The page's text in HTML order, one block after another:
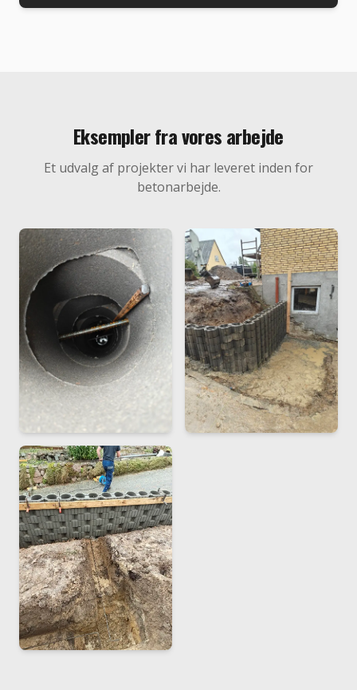
Eksempler fra vores arbejde
Et udvalg af projekter vi har leveret inden for
betonarbejde.